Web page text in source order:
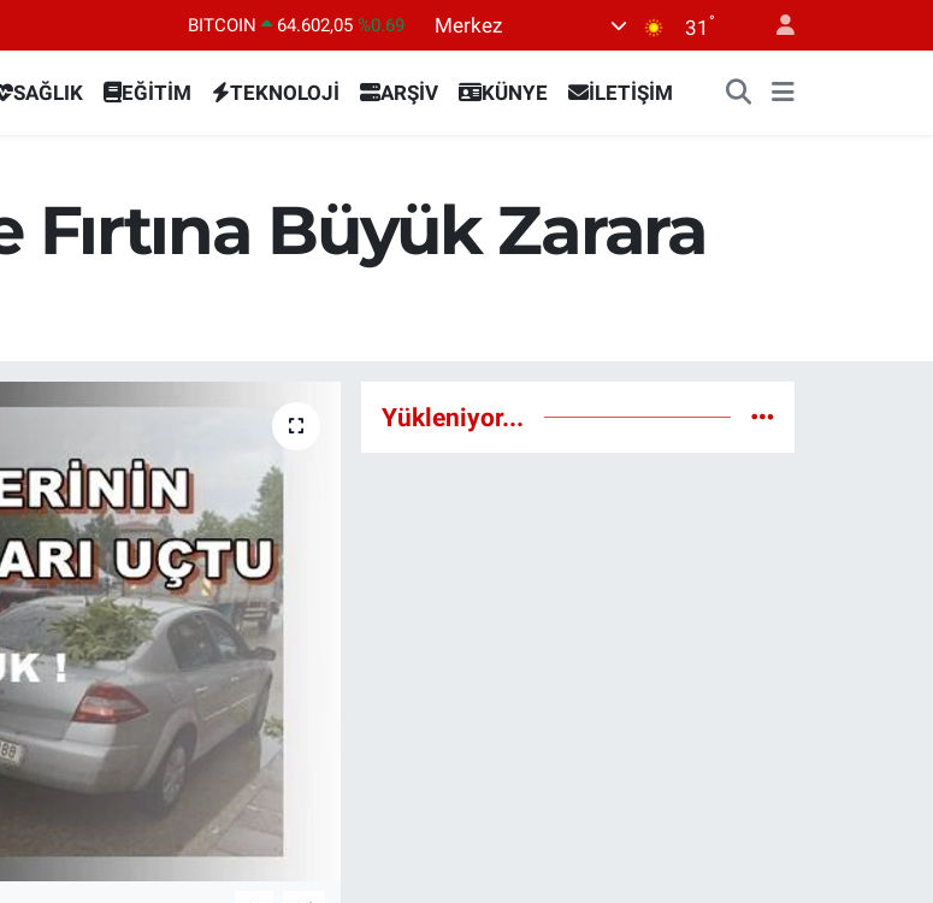
BITCOIN 64.602,05 %0.69
6518.23
BİST100
13.703 %0
Merkez 31 °
SAĞLIK EĞİTİM TEKNOLOJİ ARŞİV KÜNYE İLETİŞİM
Fırtına Büyük Zarara
Yükleniyor...